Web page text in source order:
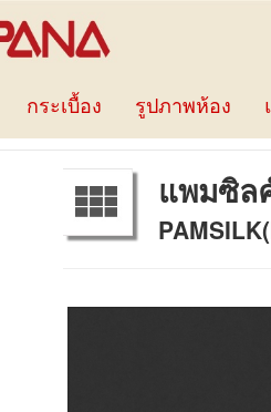
กระเบื้อง รูปภาพห้อง
แพมซิล